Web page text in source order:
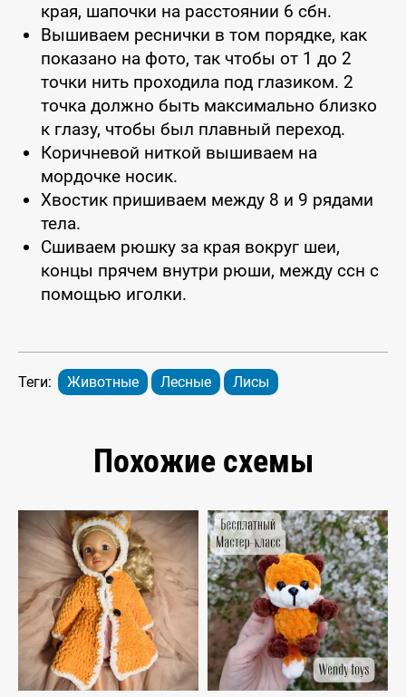
края, шапочки на расстоянии 6 сбн.
Вышиваем реснички в том порядке, как
показано на фото, так чтобы от 1 до 2
точки нить проходила под глазиком. 2
точка должно быть максимально близко
к глазу, чтобы был плавный переход.
Коричневой ниткой вышиваем на
мордочке носик.
Хвостик пришиваем между 8 и 9 рядами
тела.
Сшиваем рюшку за края вокруг шеи,
концы прячем внутри рюши, между ссн с
помощью иголки.
Теги: Животные Лесные Лисы
Похожие схемы